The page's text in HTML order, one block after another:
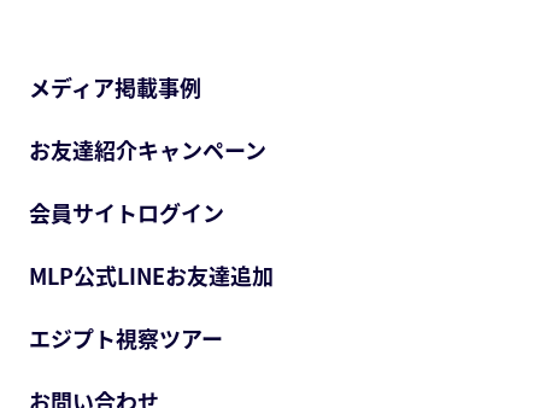
メディア掲載事例
お友達紹介キャンペーン
会員サイトログイン
MLP公式LINEお友達追加
エジプト視察ツアー
お問い合わせ